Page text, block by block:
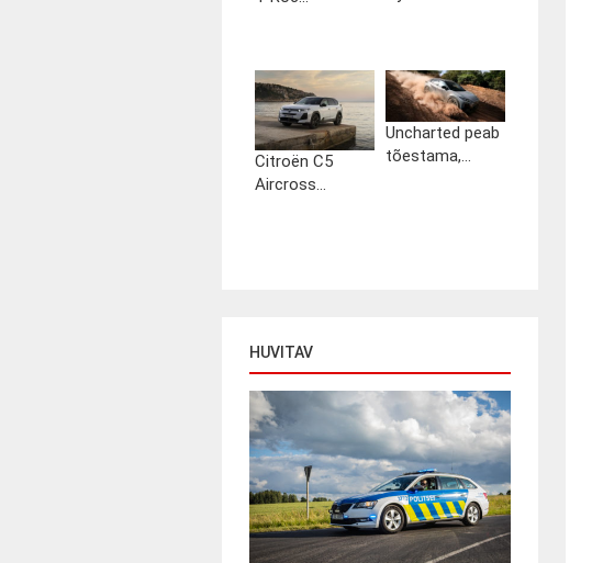
Citroën C5
Aircross...
Uncharted peab
tõestama,...
HUVITAV